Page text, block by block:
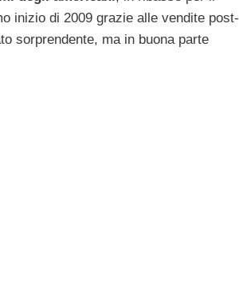
inizio di 2009 grazie alle vendite post-
sorprendente, ma in buona parte